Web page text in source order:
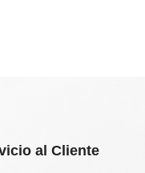
al Cliente